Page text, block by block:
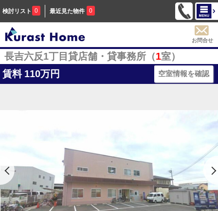
検討リスト 0 最近見た物件 0
お問合せ
長吉六反1丁目貸店舗・貸事務所（1室）
賃料 110万円 空室情報を確認